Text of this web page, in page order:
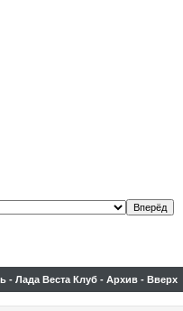
- Лада Веста Клуб - Архив - Вверх